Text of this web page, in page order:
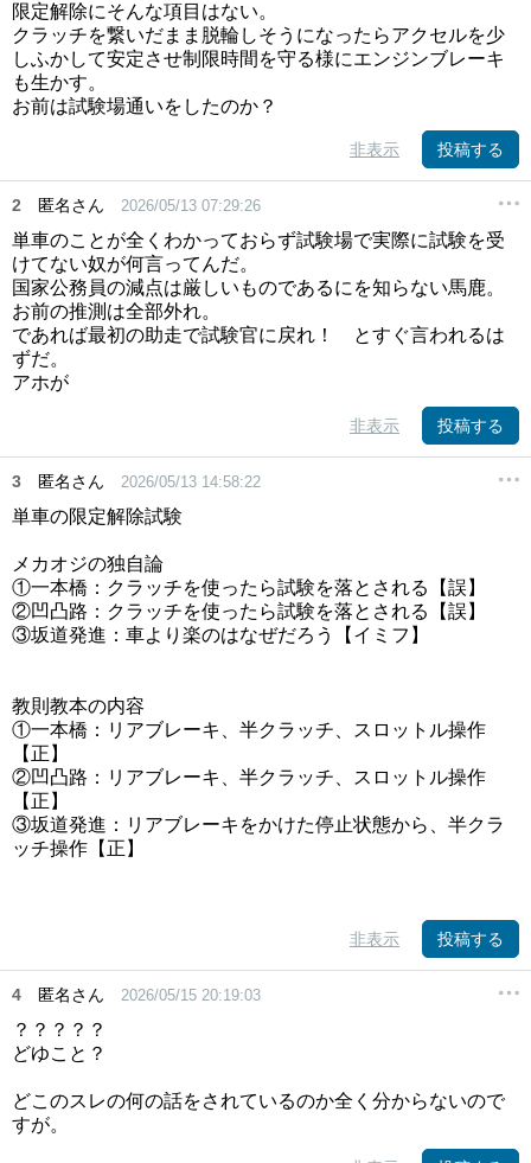
限定解除にそんな項目はない。
クラッチを繋いだまま脱輪しそうになったらアクセルを少
しふかして安定させ制限時間を守る様にエンジンブレーキ
も生かす。
お前は試験場通いをしたのか？
非表示 投稿する
2 匿名さん 2026/05/13 07:29:26
単車のことが全くわかっておらず試験場で実際に試験を受
けてない奴が何言ってんだ。
国家公務員の減点は厳しいものであるにを知らない馬鹿。
お前の推測は全部外れ。
であれば最初の助走で試験官に戻れ！ とすぐ言われるは
ずだ。
アホが
非表示 投稿する
3 匿名さん 2026/05/13 14:58:22
単車の限定解除試験
メカオジの独自論
①一本橋：クラッチを使ったら試験を落とされる【誤】
②凹凸路：クラッチを使ったら試験を落とされる【誤】
③坂道発進：車より楽のはなぜだろう【イミフ】
教則教本の内容
①一本橋：リアブレーキ、半クラッチ、スロットル操作
【正】
②凹凸路：リアブレーキ、半クラッチ、スロットル操作
【正】
③坂道発進：リアブレーキをかけた停止状態から、半クラ
ッチ操作【正】
非表示 投稿する
4 匿名さん 2026/05/15 20:19:03
？？？？？
どゆこと？
どこのスレの何の話をされているのか全く分からないので
すが。